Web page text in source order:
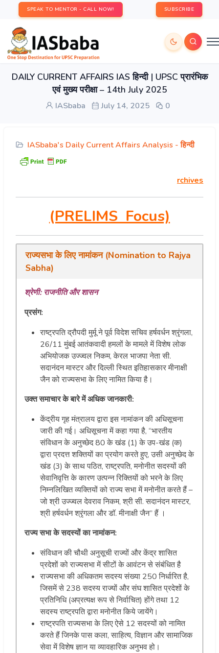
SPEAK TO MENTOR - CALL NOW! SUBSCRIBE
DAILY CURRENT AFFAIRS IAS हिन्दी | UPSC प्रारंभिक
एवं मुख्य परीक्षा – 14th July 2025
IASbaba July 14, 2025 0
IASbaba's Daily Current Affairs Analysis - हिन्दी
rchives
(PRELIMS Focus)
राज्यसभा के लिए नामांकन (Nomination to Rajya
Sabha)
श्रेणी: राजनीति और शासन
प्रसंग:
राष्ट्रपति द्रौपदी मुर्मू ने पूर्व विदेश सचिव हर्षवर्धन श्रृंगला,
26/11 मुंबई आतंकवादी हमलों के मामले में विशेष लोक
अभियोजक उज्ज्वल निकम, केरल भाजपा नेता सी.
सदानंदन मास्टर और दिल्ली स्थित इतिहासकार मीनाक्षी
जैन को राज्यसभा के लिए नामित किया है।
उक्त समाचार के बारे में अधिक जानकारी:
केंद्रीय गृह मंत्रालय द्वारा इस नामांकन की अधिसूचना
जारी की गई। अधिसूचना में कहा गया है, “भारतीय
संविधान के अनुच्छेद 80 के खंड (1) के उप-खंड (क)
द्वारा प्रदत्त शक्तियों का प्रयोग करते हुए, उसी अनुच्छेद के
खंड (3) के साथ पठित, राष्ट्रपति, मनोनीत सदस्यों की
सेवानिवृत्ति के कारण उत्पन्न रिक्तियों को भरने के लिए
निम्नलिखित व्यक्तियों को राज्य सभा में मनोनीत करते हैं –
जो श्री उज्ज्वल देवराव निकम, श्री सी. सदानंदन मास्टर,
श्री हर्षवर्धन श्रृंगला और डॉ. मीनाक्षी जैन” हैं ।
राज्य सभा के सदस्यों का नामांकन:
संविधान की चौथी अनुसूची राज्यों और केंद्र शासित
प्रदेशों को राज्यसभा में सीटों के आवंटन से संबंधित है
राज्यसभा की अधिकतम सदस्य संख्या 250 निर्धारित है,
जिसमें से 238 सदस्य राज्यों और संघ शासित प्रदेशों के
प्रतिनिधि (अप्रत्यक्ष रूप से निर्वाचित) होंगे तथा 12
सदस्य राष्ट्रपति द्वारा मनोनीत किये जायेंगे।
राष्ट्रपति राज्यसभा के लिए ऐसे 12 सदस्यों को नामित
करते हैं जिनके पास कला, साहित्य, विज्ञान और सामाजिक
सेवा में विशेष ज्ञान या व्यावहारिक अनुभव हो।